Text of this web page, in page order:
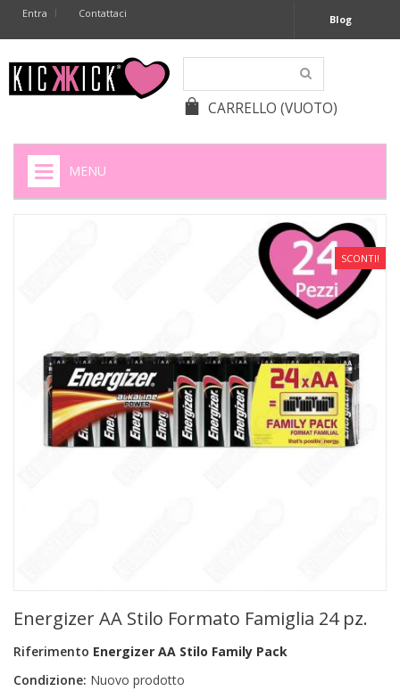
Entra Contattaci Blog
CARRELLO (VUOTO)
MENU
+
BATTERIE
PRODOTTI MONOUSO E TNT
FORNITURE ESTETICA
+
FAI DA TE
SCONTI!
Energizer AA Stilo Formato Famiglia 24 pz.
Riferimento Energizer AA Stilo Family Pack
Condizione: Nuovo prodotto